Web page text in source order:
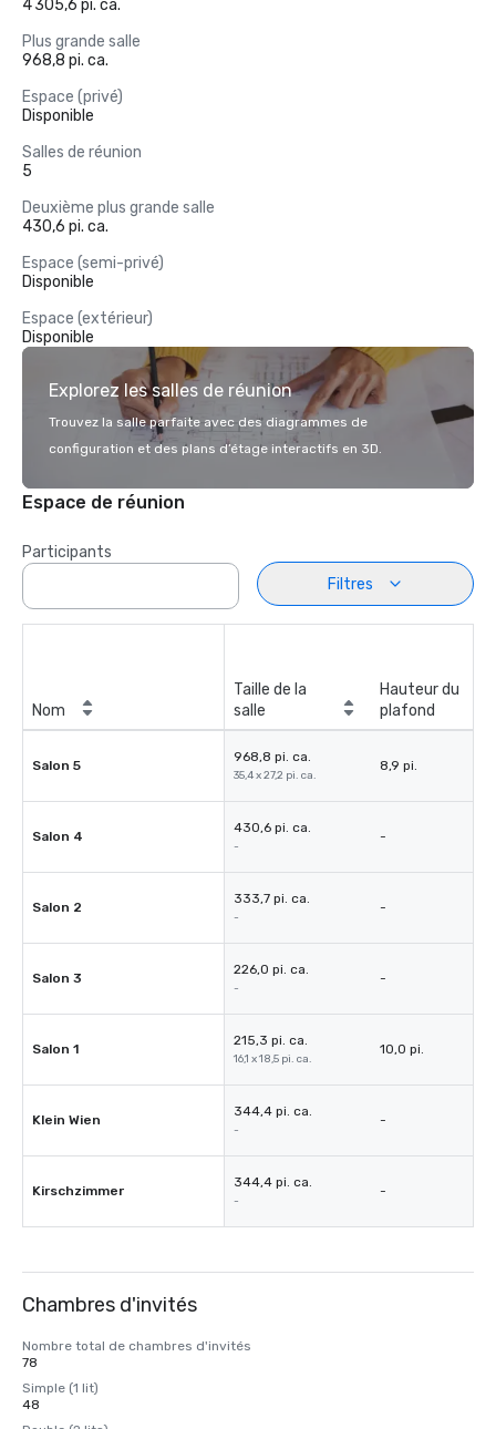
4 305,6 pi. ca.
Plus grande salle
968,8 pi. ca.
Espace (privé)
Disponible
Salles de réunion
5
Deuxième plus grande salle
430,6 pi. ca.
Espace (semi-privé)
Disponible
Espace (extérieur)
Disponible
Explorez les salles de réunion
Trouvez la salle parfaite avec des diagrammes de
configuration et des plans d’étage interactifs en 3D.
Espace de réunion
Participants
Filtres
Nom
Taille de la
salle
Hauteur du
plafond
Salon 5
968,8 pi. ca.
35,4 x 27,2 pi. ca.
8,9 pi.
Salon 4
430,6 pi. ca.
-
-
Salon 2
333,7 pi. ca.
-
-
Salon 3
226,0 pi. ca.
-
-
Salon 1
215,3 pi. ca.
16,1 x 18,5 pi. ca.
10,0 pi.
Klein Wien
344,4 pi. ca.
-
-
Kirschzimmer
344,4 pi. ca.
-
-
Chambres d'invités
Nombre total de chambres d'invités
78
Simple (1 lit)
48